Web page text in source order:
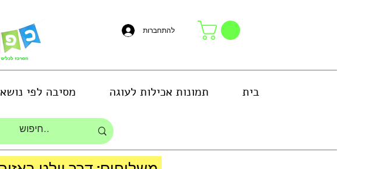
להתחברות
בית תמונות אכילות לעוגה מסיבה לפי נושא